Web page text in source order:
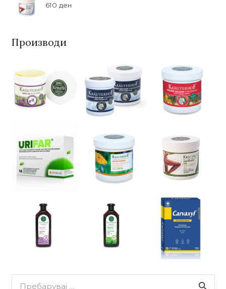
610 ден
Производи